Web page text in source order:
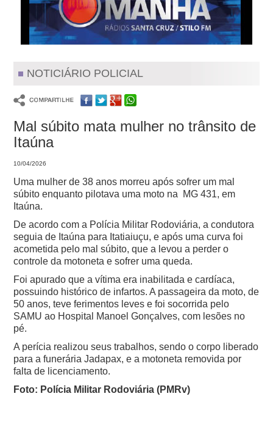
NOTICIÁRIO POLICIAL
Mal súbito mata mulher no trânsito de
Itaúna
10/04/2026
Uma mulher de 38 anos morreu após sofrer um mal
súbito enquanto pilotava uma moto na MG 431, em
Itaúna.
De acordo com a Polícia Militar Rodoviária, a condutora
seguia de Itaúna para Itatiaiuçu, e após uma curva foi
acometida pelo mal súbito, que a levou a perder o
controle da motoneta e sofrer uma queda.
Foi apurado que a vítima era inabilitada e cardíaca,
possuindo histórico de infartos. A passageira da moto, de
50 anos, teve ferimentos leves e foi socorrida pelo
SAMU ao Hospital Manoel Gonçalves, com lesões no
pé.
A perícia realizou seus trabalhos, sendo o corpo liberado
para a funerária Jadapax, e a motoneta removida por
falta de licenciamento.
Foto: Polícia Militar Rodoviária (PMRv)